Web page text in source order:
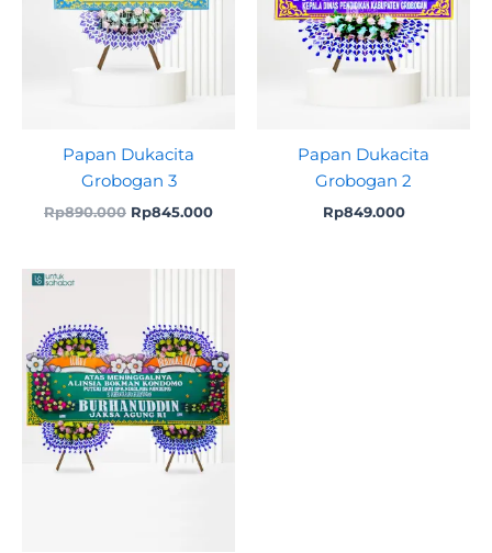
Papan Dukacita
Grobogan 3
Rp890.000 Rp845.000
Papan Dukacita
Grobogan 2
Rp849.000
Rp1.990.000.